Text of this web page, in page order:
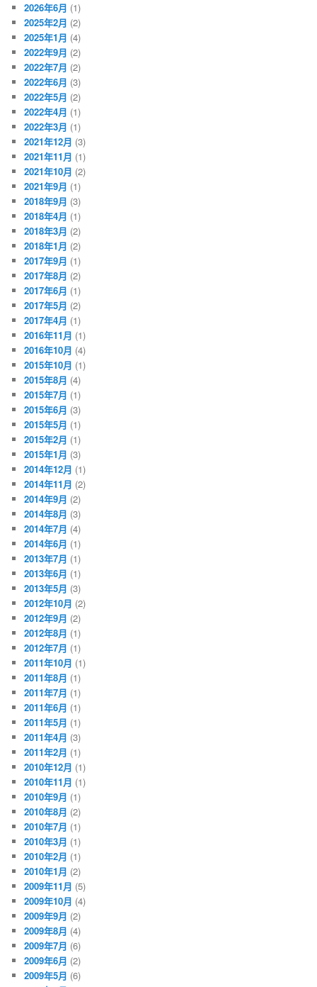
2026年6月 (1)
2025年2月 (2)
2025年1月 (4)
2022年9月 (2)
2022年7月 (2)
2022年6月 (3)
2022年5月 (2)
2022年4月 (1)
2022年3月 (1)
2021年12月 (3)
2021年11月 (1)
2021年10月 (2)
2021年9月 (1)
2018年9月 (3)
2018年4月 (1)
2018年3月 (2)
2018年1月 (2)
2017年9月 (1)
2017年8月 (2)
2017年6月 (1)
2017年5月 (2)
2017年4月 (1)
2016年11月 (1)
2016年10月 (4)
2015年10月 (1)
2015年8月 (4)
2015年7月 (1)
2015年6月 (3)
2015年5月 (1)
2015年2月 (1)
2015年1月 (3)
2014年12月 (1)
2014年11月 (2)
2014年9月 (2)
2014年8月 (3)
2014年7月 (4)
2014年6月 (1)
2013年7月 (1)
2013年6月 (1)
2013年5月 (3)
2012年10月 (2)
2012年9月 (2)
2012年8月 (1)
2012年7月 (1)
2011年10月 (1)
2011年8月 (1)
2011年7月 (1)
2011年6月 (1)
2011年5月 (1)
2011年4月 (3)
2011年2月 (1)
2010年12月 (1)
2010年11月 (1)
2010年9月 (1)
2010年8月 (2)
2010年7月 (1)
2010年3月 (1)
2010年2月 (1)
2010年1月 (2)
2009年11月 (5)
2009年10月 (4)
2009年9月 (2)
2009年8月 (4)
2009年7月 (6)
2009年6月 (2)
2009年5月 (6)